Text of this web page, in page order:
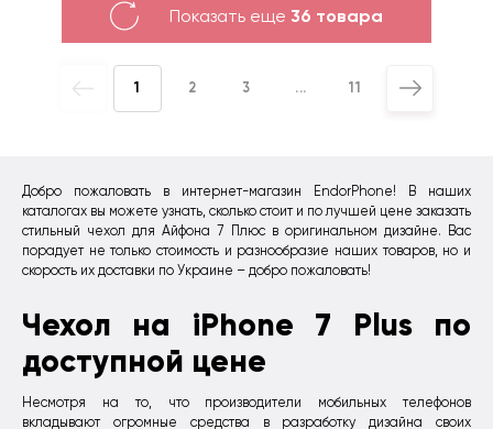
Добро пожаловать в интернет-магазин EndorPhone! В наших
каталогах вы можете узнать, сколько стоит и по лучшей цене заказать
стильный чехол для Айфона 7 Плюс в оригинальном дизайне. Вас
порадует не только стоимость и разнообразие наших товаров, но и
скорость их доставки по Украине – добро пожаловать!
Чехол на iPhone 7 Plus по
доступной цене
Несмотря на то, что производители мобильных телефонов
вкладывают огромные средства в разработку дизайна своих
Показать еще 36 товара
1 2 3 ... 11